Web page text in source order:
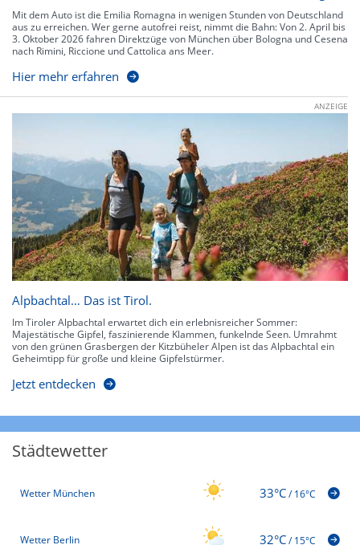
Mit dem Auto ist die Emilia Romagna in wenigen Stunden von Deutschland
aus zu erreichen. Wer gerne autofrei reist, nimmt die Bahn: Von 2. April bis
3. Oktober 2026 fahren Direktzüge von München über Bologna und Cesena
nach Rimini, Riccione und Cattolica ans Meer.
Hier mehr erfahren
ANZEIGE
Alpbachtal… Das ist Tirol.
Im Tiroler Alpbachtal erwartet dich ein erlebnisreicher Sommer:
Majestätische Gipfel, faszinierende Klammen, funkelnde Seen. Umrahmt
von den grünen Grasbergen der Kitzbüheler Alpen ist das Alpbachtal ein
Geheimtipp für große und kleine Gipfelstürmer.
Jetzt entdecken
Städtewetter
Wetter München 33°C/16°C
Wetter Berlin 32°C/15°C